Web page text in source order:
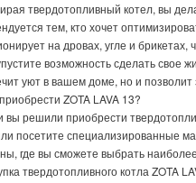
твердотопливный котел, вы
тем, кто хочет
на дровах, угле и
возможность сделать свое
уют в вашем доме, но и
ZOTA LAVA 13?
решили приобрести
посетите специализированные
где вы сможете выбрать
твердотопливного котла ZOTA